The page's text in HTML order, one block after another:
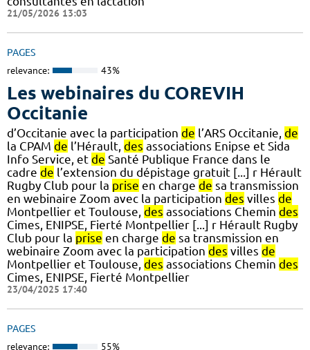
21/05/2026 13:03
PAGES
relevance: 43%
Les webinaires du COREVIH
Occitanie
d’Occitanie avec la participation de l’ARS Occitanie, de
la CPAM de l’Hérault, des associations Enipse et Sida
Info Service, et de Santé Publique France dans le
cadre de l’extension du dépistage gratuit [...] r Hérault
Rugby Club pour la prise en charge de sa transmission
en webinaire Zoom avec la participation des villes de
Montpellier et Toulouse, des associations Chemin des
Cimes, ENIPSE, Fierté Montpellier [...] r Hérault Rugby
Club pour la prise en charge de sa transmission en
webinaire Zoom avec la participation des villes de
Montpellier et Toulouse, des associations Chemin des
Cimes, ENIPSE, Fierté Montpellier
23/04/2025 17:40
PAGES
relevance: 55%